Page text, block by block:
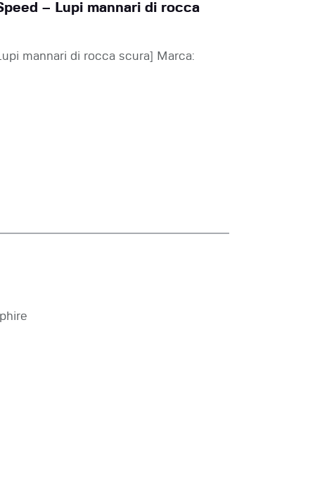
– Lupi mannari di rocca
mannari di rocca scura] Marca: